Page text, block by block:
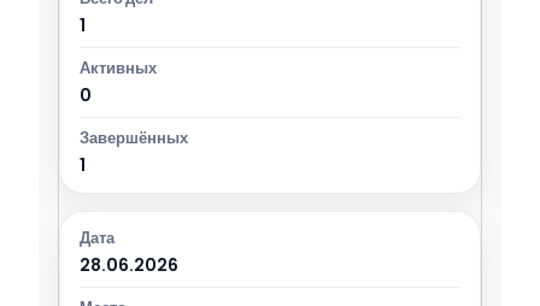
1
0
1
28.06.2026